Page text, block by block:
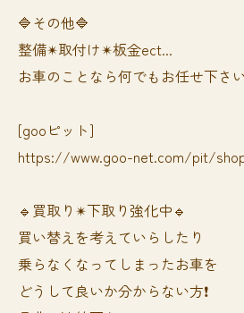
🔷その他🔷
整備✴︎取付け✴︎板金ect...
お車のことなら何でもお任せ下さ
[gooピット]
https://www.goo-net.com/pit/
🔹買取り✴︎下取り強化中🔹
買い替えを考えていらしたり
乗らなくなってしまったお車を
どうして良いか分からない方❗️